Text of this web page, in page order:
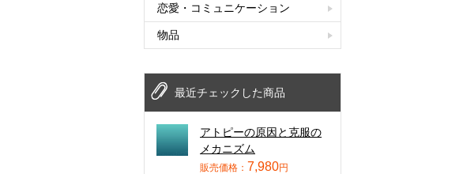
恋愛・コミュニケーション
物品
最近チェックした商品
アトピーの原因と克服の
メカニズム
販売価格： 7,980円